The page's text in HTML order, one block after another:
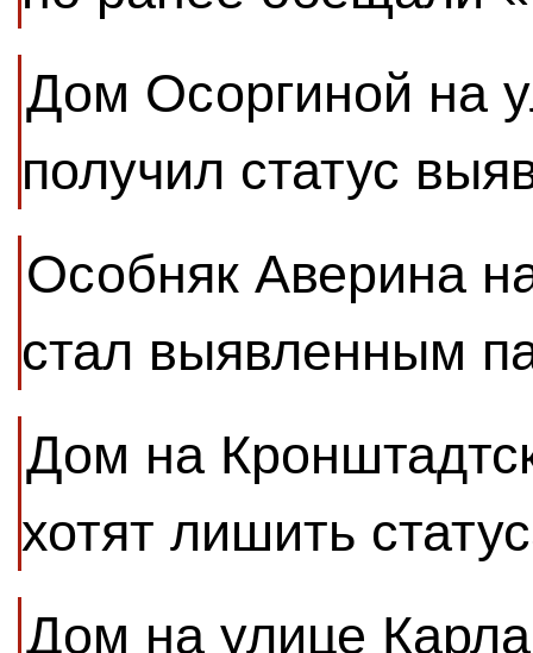
Дом Осоргиной на
получил статус
Особняк Аверина
стал выявленным
Дом на
хотят лишить
Дом на улице